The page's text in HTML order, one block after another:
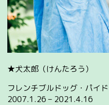
★犬太郎（けんたろう）
フレンチブルドッグ・パイド
2007.1.26 – 2021.4.16